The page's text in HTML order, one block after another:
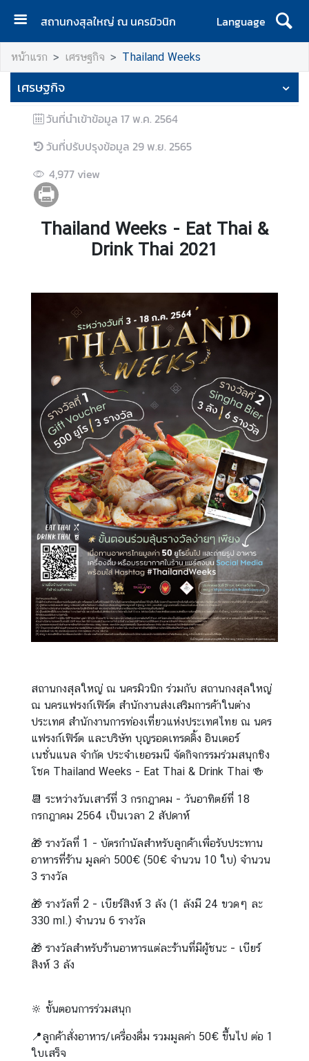
สถานกงสุลใหญ่ ณ นครมิวนิก
Language
ห
น้
แ
ร
ก
ด
ต่
อ
วั
ช
ช
น
ป
ร
า
ศ
ข้
อ
ล
น่
า
ส
น
จ
เ
ศ
ฐ
กิ
จ
หน้าแรก เศรษฐกิจ Thailand Weeks
เศรษฐกิจ
วันที่นำเข้าข้อมูล 17 พ.ค. 2564
วันที่ปรับปรุงข้อมูล 29 พ.ย. 2565
4,977 view
Thailand Weeks - Eat Thai &
Drink Thai 2021
สถานกงสุลใหญ่ ณ นครมิวนิก ร่วมกับ สถานกงสุลใหญ่
ณ นครแฟรงก์เฟิร์ต สำนักงานส่งเสริมการค้าในต่าง
ประเทศ สำนักงานการท่องเที่ยวแห่งประเทศไทย ณ นคร
แฟรงก์เฟิร์ต และบริษัท บุญรอดเทรดดิ้ง อินเตอร์
เนชั่นแนล จำกัด ประจำเยอรมนี จัดกิจกรรมร่วมสนุกชิง
โชค Thailand Weeks - Eat Thai & Drink Thai 🍻
📆 ระหว่างวันเสาร์ที่ 3 กรกฎาคม - วันอาทิตย์ที่ 18
กรกฎาคม 2564 เป็นเวลา 2 สัปดาห์
🎁 รางวัลที่ 1 - บัตรกำนัลสำหรับลูกค้าเพื่อรับประทาน
อาหารที่ร้าน มูลค่า 500€ (50€ จำนวน 10 ใบ) จำนวน
3 รางวัล
🎁 รางวัลที่ 2 - เบียร์สิงห์ 3 ลัง (1 ลังมี 24 ขวดๆ ละ
330 ml.) จำนวน 6 รางวัล
🎁 รางวัลสำหรับร้านอาหารแต่ละร้านที่มีผู้ชนะ - เบียร์
สิงห์ 3 ลัง
🔆 ขั้นตอนการร่วมสนุก
📍ลูกค้าสั่งอาหาร/เครื่องดื่ม รวมมูลค่า 50€ ขึ้นไป ต่อ 1
ใบเสร็จ